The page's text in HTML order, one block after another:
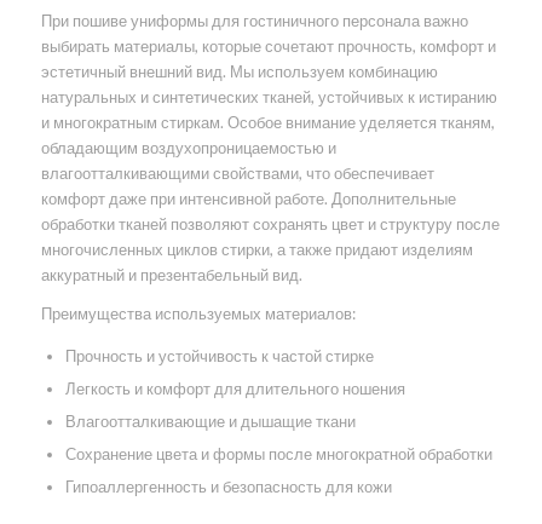
При пошиве униформы для гостиничного персонала важно
выбирать материалы, которые сочетают прочность, комфорт и
эстетичный внешний вид. Мы используем комбинацию
натуральных и синтетических тканей, устойчивых к истиранию
и многократным стиркам. Особое внимание уделяется тканям,
обладающим воздухопроницаемостью и
влагоотталкивающими свойствами, что обеспечивает
комфорт даже при интенсивной работе. Дополнительные
обработки тканей позволяют сохранять цвет и структуру после
многочисленных циклов стирки, а также придают изделиям
аккуратный и презентабельный вид.
Преимущества используемых материалов:
Прочность и устойчивость к частой стирке
Легкость и комфорт для длительного ношения
Влагоотталкивающие и дышащие ткани
Сохранение цвета и формы после многократной обработки
Гипоаллергенность и безопасность для кожи